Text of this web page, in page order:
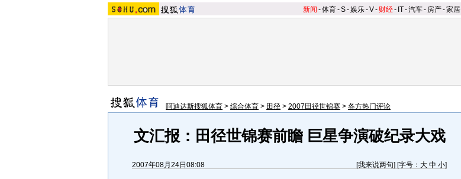
新闻 -体育-S-娱乐-V- 财经- IT-汽车- 房产-家居
阿迪达斯搜狐体育 > 综合体育 > 田径 > 2007田径世锦赛 > 各方热门评论
文汇报：田径世锦赛前瞻 巨星争演破纪录大戏
2007年08月24日08:08 [我来说两句] [字号： 大 中 小]